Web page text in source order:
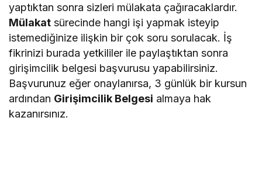
yaptıktan sonra sizleri mülakata çağıracaklardır.
Mülakat sürecinde hangi işi yapmak isteyip
istemediğinize ilişkin bir çok soru sorulacak. İş
fikrinizi burada yetkililer ile paylaştıktan sonra
girişimcilik belgesi başvurusu yapabilirsiniz.
Başvurunuz eğer onaylanırsa, 3 günlük bir kursun
ardından Girişimcilik Belgesi almaya hak
kazanırsınız.